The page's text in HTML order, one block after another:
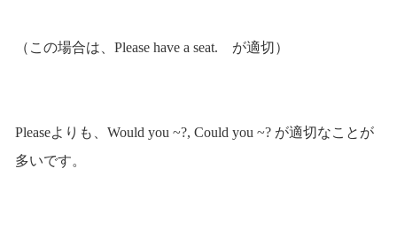
（この場合は、Please have a seat. が適切）
Pleaseよりも、Would you ~?, Could you ~? が適切なことが
多いです。